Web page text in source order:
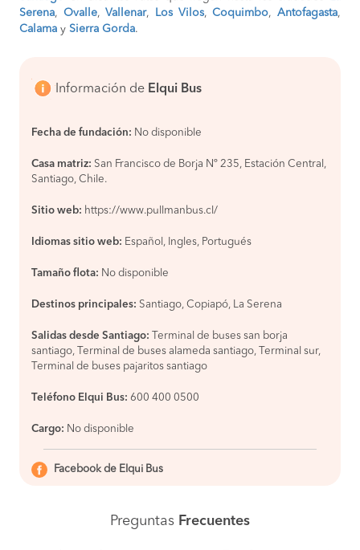
Serena, Ovalle,Vallenar, Los Vilos,Coquimbo,Antofagasta,
Calama y Sierra Gorda.
Información de Elqui Bus
Fecha de fundación: No disponible
Casa matriz: San Francisco de Borja Nº 235, Estación Central,
Santiago, Chile.
Sitio web: https://www.pullmanbus.cl/
Idiomas sitio web: Español, Ingles, Portugués
Tamaño flota: No disponible
Destinos principales: Santiago, Copiapó, La Serena
Salidas desde Santiago:
Terminal de buses san borja
santiago, Terminal de buses alameda santiago, Terminal sur,
Terminal de buses pajaritos santiago
Teléfono Elqui Bus: 600 400 0500
Cargo: No disponible
Facebook de Elqui Bus
Preguntas Frecuentes